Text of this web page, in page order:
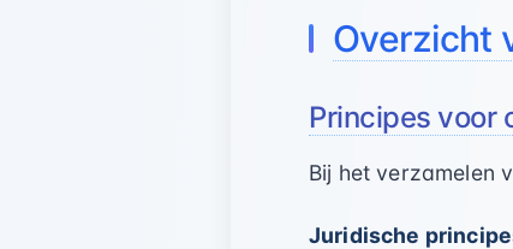
Overzicht
Principes voor
Bij het verzamelen
Juridische